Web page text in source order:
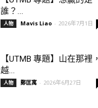
誰？...
人物 Mavis Liao - 2026年7月1日
【UTMB 專題】山在那裡，
越...
人物 鄭匡寓 - 2026年6月27日